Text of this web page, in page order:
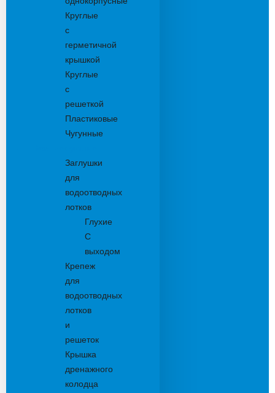
Круглые
с
герметичной
крышкой
Круглые
с
решеткой
Пластиковые
Чугунные
Заглушки
для
водоотводных
лотков
Глухие
С
выходом
Крепеж
для
водоотводных
лотков
и
решеток
Крышка
дренажного
колодца